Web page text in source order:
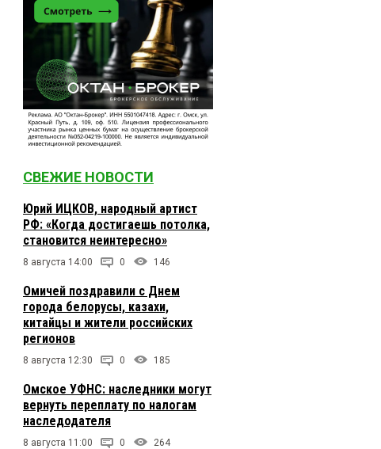
СВЕЖИЕ НОВОСТИ
Юрий ИЦКОВ, народный артист
РФ: «Когда достигаешь потолка,
становится неинтересно»
8 августа 14:00 0 146
Омичей поздравили с Днем
города белорусы, казахи,
китайцы и жители российских
регионов
8 августа 12:30 0 185
Омское УФНС: наследники могут
вернуть переплату по налогам
наследодателя
8 августа 11:00 0 264